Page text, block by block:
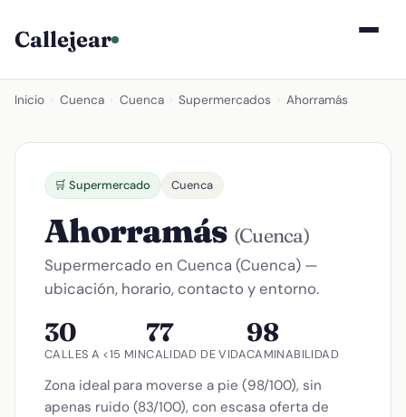
Callejear
Inicio Cuenca Cuenca Supermercados Ahorramás
🛒 Supermercado Cuenca
Ahorramás (Cuenca)
Supermercado en Cuenca (Cuenca) —
ubicación, horario, contacto y entorno.
30
CALLES A <15 MIN
77
CALIDAD DE VIDA
98
CAMINABILIDAD
Zona ideal para moverse a pie (98/100), sin
apenas ruido (83/100), con escasa oferta de